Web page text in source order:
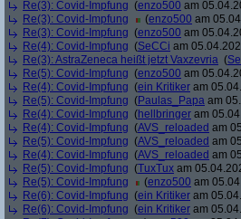
Re(3): Covid-Impfung (enzo500 am
Re(3): Covid-Impfung
(enzo500 am
Re(3): Covid-Impfung (enzo500 am
Re(4): Covid-Impfung (SeCCi am
Re(3): AstraZeneca heißt jetzt Vaxzevria (
Re(5): Covid-Impfung (enzo500 am
Re(4): Covid-Impfung (ein Kritiker am
Re(5): Covid-Impfung (Paulas_Papa am
Re(4): Covid-Impfung (hellbringer am
Re(4): Covid-Impfung (AVS_reloaded am
Re(5): Covid-Impfung (AVS_reloaded am
Re(4): Covid-Impfung (AVS_reloaded am
Re(5): Covid-Impfung (TuxTux am
Re(5): Covid-Impfung
(enzo500 am
Re(6): Covid-Impfung (ein Kritiker am
Re(6): Covid-Impfung (ein Kritiker am